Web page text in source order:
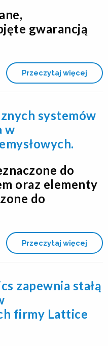
gwarancją
Przeczytaj więcej
systemów
w
do
oraz elementy
do
Przeczytaj więcej
zapewnia stałą
firmy Lattice